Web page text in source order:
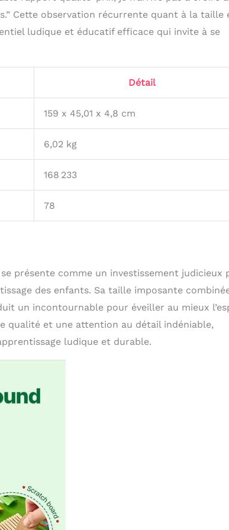
Cette observation récurrente quant à la taille
ludique et éducatif efficace qui invite à se
Détail
159 x 45,01 x 4,8 cm
6,02 kg
168 233
78
présente comme un investissement judicieux
des enfants. Sa taille imposante
un incontournable pour éveiller au mieux
qualité et une attention au détail indéniable,
ludique et durable.